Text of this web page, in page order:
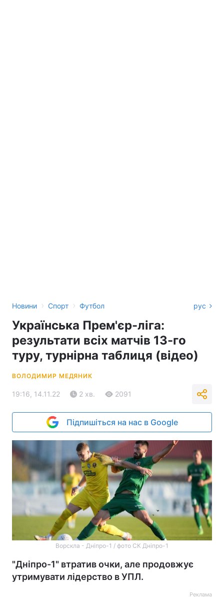
Новини › Спорт › Футбол рус
Українська Прем'єр-ліга:
результати всіх матчів 13-го
туру, турнірна таблиця (відео)
ВОЛОДИМИР МЕДЯНИК
19:16, 14.11.22 2 хв. 2091
Підпишіться на нас в Google
Ворскла - Дніпро-1 / фото СК Дніпро-1
"Дніпро-1" втратив очки, але продовжує
утримувати лідерство в УПЛ.
Реклама